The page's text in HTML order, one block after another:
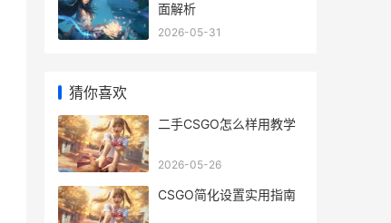
面解析
2026-05-31
猜你喜欢
二手CSGO怎么样用教学
2026-05-26
CSGO简化设置实用指南